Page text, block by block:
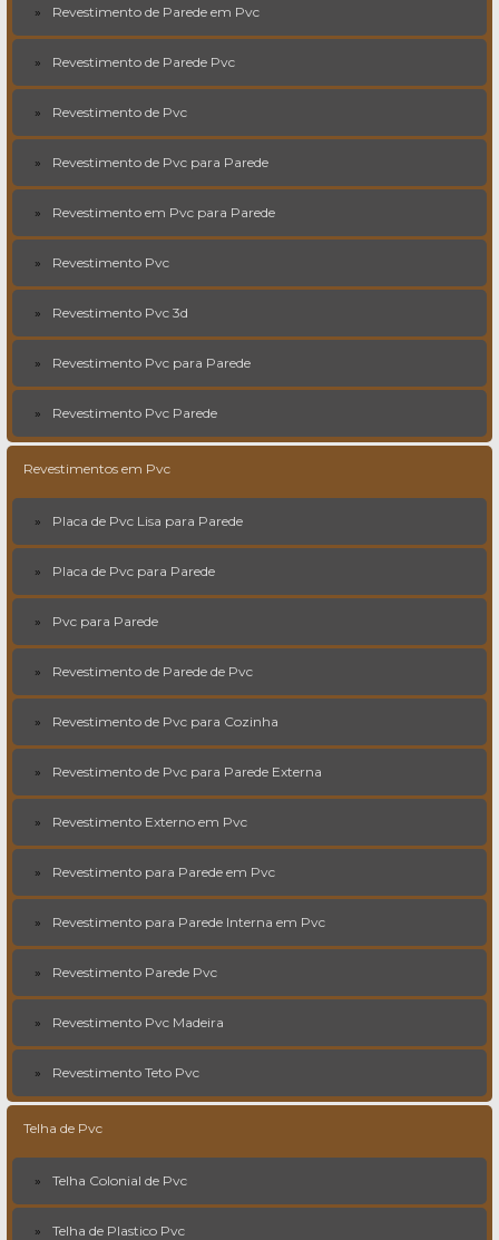
Revestimento de Parede em Pvc
Revestimento de Parede Pvc
Revestimento de Pvc
Revestimento de Pvc para Parede
Revestimento em Pvc para Parede
Revestimento Pvc
Revestimento Pvc 3d
Revestimento Pvc para Parede
Revestimento Pvc Parede
Revestimentos em Pvc
Placa de Pvc Lisa para Parede
Placa de Pvc para Parede
Pvc para Parede
Revestimento de Parede de Pvc
Revestimento de Pvc para Cozinha
Revestimento de Pvc para Parede Externa
Revestimento Externo em Pvc
Revestimento para Parede em Pvc
Revestimento para Parede Interna em Pvc
Revestimento Parede Pvc
Revestimento Pvc Madeira
Revestimento Teto Pvc
Telha de Pvc
Telha Colonial de Pvc
Telha de Plastico Pvc